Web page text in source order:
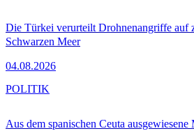
Die Türkei verurteilt Drohnenangriffe auf
Schwarzen Meer
04.08.2026
Aus dem spanischen Ceuta
POLITIK